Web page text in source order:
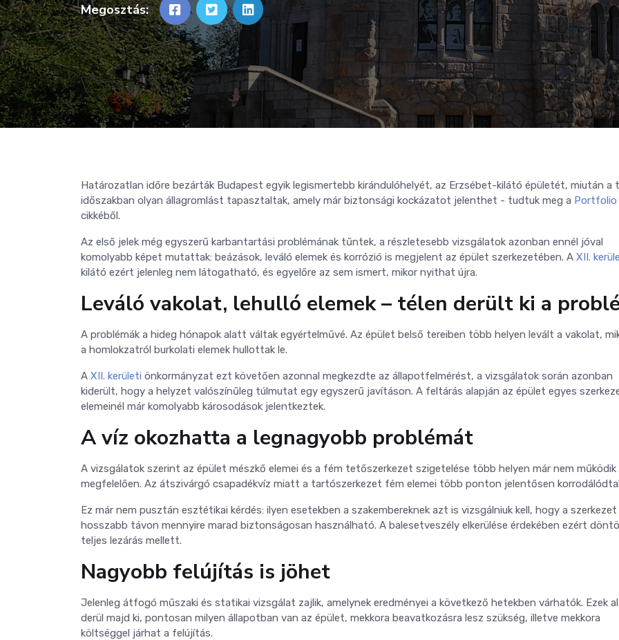
Megosztás:
Határozatlan időre bezárták Budapest egyik legismertebb kirándulóhelyét, az Erzsébet-kilátó épületét, miután a
időszakban olyan állagromlást tapasztaltak, amely már biztonsági kockázatot jelenthet - tudtuk meg a Portfolio
cikkéből.
Az első jelek még egyszerű karbantartási problémának tűntek, a részletesebb vizsgálatok azonban ennél jóval
komolyabb képet mutattak: beázások, leváló elemek és korrózió is megjelent az épület szerkezetében. A XII.
kilátó ezért jelenleg nem látogatható, és egyelőre az sem ismert, mikor nyithat újra.
Leváló vakolat, lehulló elemek – télen derült ki a
A problémák a hideg hónapok alatt váltak egyértelművé. Az épület belső tereiben több helyen levált a vakolat,
a homlokzatról burkolati elemek hullottak le.
A XII. kerületi önkormányzat ezt követően azonnal megkezdte az állapotfelmérést, a vizsgálatok során azonban
kiderült, hogy a helyzet valószínűleg túlmutat egy egyszerű javításon. A feltárás alapján az épület egyes
elemeinél már komolyabb károsodások jelentkeztek.
A víz okozhatta a legnagyobb problémát
A vizsgálatok szerint az épület mészkő elemei és a fém tetőszerkezet szigetelése több helyen már nem működik
megfelelően. Az átszivárgó csapadékvíz miatt a tartószerkezet fém elemei több ponton jelentősen
Ez már nem pusztán esztétikai kérdés: ilyen esetekben a szakembereknek azt is vizsgálniuk kell, hogy a szerkezet
hosszabb távon mennyire marad biztonságosan használható. A balesetveszély elkerülése érdekében ezért
teljes lezárás mellett.
Nagyobb felújítás is jöhet
Jelenleg átfogó műszaki és statikai vizsgálat zajlik, amelynek eredményei a következő hetekben várhatók. Ezek
derül majd ki, pontosan milyen állapotban van az épület, mekkora beavatkozásra lesz szükség, illetve mekkora
költséggel járhat a felújítás.